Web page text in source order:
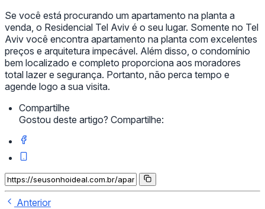
Se você está procurando um apartamento na planta a
venda, o Residencial Tel Aviv é o seu lugar. Somente no Tel
Aviv você encontra apartamento na planta com excelentes
preços e arquitetura impecável. Além disso, o condomínio
bem localizado e completo proporciona aos moradores
total lazer e segurança. Portanto, não perca tempo e
agende logo a sua visita.
Compartilhe
Gostou deste artigo? Compartilhe:
Anterior